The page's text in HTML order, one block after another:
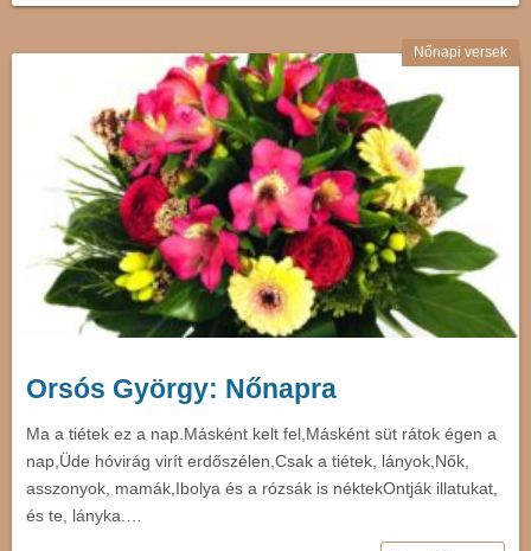
Nőnapi versek
Orsós György: Nőnapra
Ma a tiétek ez a nap.Másként kelt fel,Másként süt rátok égen a
nap,Üde hóvirág virít erdőszélen,Csak a tiétek, lányok,Nők,
asszonyok, mamák,Ibolya és a rózsák is néktekOntják illatukat,
és te, lányka.…